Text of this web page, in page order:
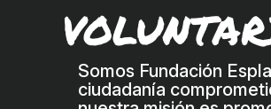
Somos Fundación
ciudadanía